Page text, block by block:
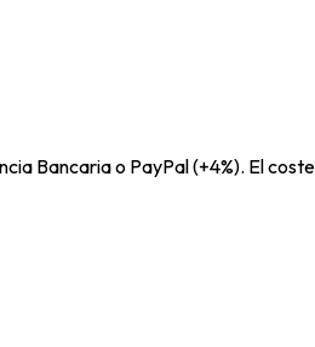
Bancaria o PayPal (+4%). El